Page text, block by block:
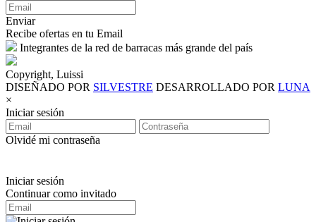
Enviar
Recibe ofertas en tu Email
Integrantes de la red de barracas más grande del país
Copyright, Luissi
DISEÑADO POR SILVESTRE DESARROLLADO POR LUNA
×
Iniciar sesión
Olvidé mi contraseña
Iniciar sesión
Continuar como invitado